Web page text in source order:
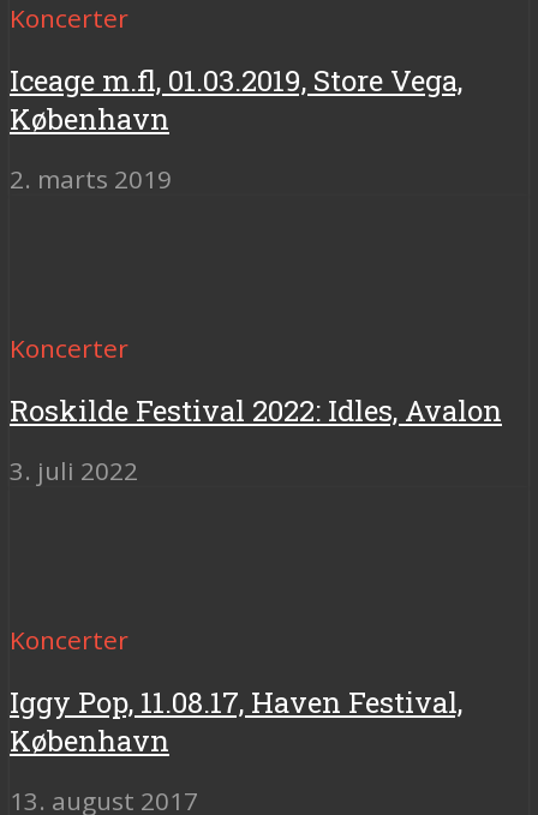
Koncerter
Iceage m.fl, 01.03.2019, Store Vega,
København
2. marts 2019
Koncerter
Roskilde Festival 2022: Idles, Avalon
3. juli 2022
Koncerter
Iggy Pop, 11.08.17, Haven Festival,
København
13. august 2017